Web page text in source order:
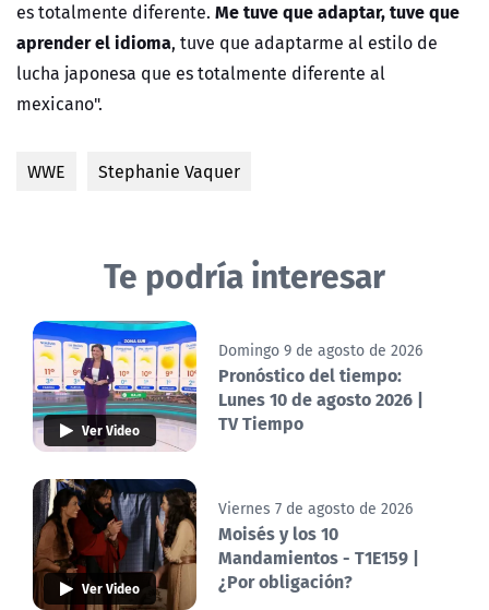
es totalmente diferente. Me tuve que adaptar, tuve que
aprender el idioma, tuve que adaptarme al estilo de
lucha japonesa que es totalmente diferente al
mexicano".
WWE Stephanie Vaquer
Te podría interesar
Ver Video
Domingo 9 de agosto de 2026
Pronóstico del tiempo:
Lunes 10 de agosto 2026 |
TV Tiempo
Ver Video
Viernes 7 de agosto de 2026
Moisés y los 10
Mandamientos - T1E159 |
¿Por obligación?